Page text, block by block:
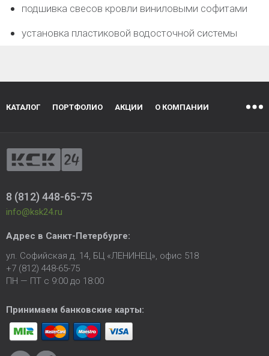
подшивка свесов кровли виниловыми софитами
установка пластиковой водосточной системы
КАТАЛОГ ПОРТФОЛИО АКЦИИ О КОМПАНИИ
8 (812) 448-65-75
info@ksk24.ru
Адрес в Санкт-Петербурге:
ул. Софийская д. 14, БЦ «ЛЕНИНЕЦ», офис 518
+7 (812) 448-65-75
ПН — ПТ с 9:00 до 18:00
Принимаем банковские карты: